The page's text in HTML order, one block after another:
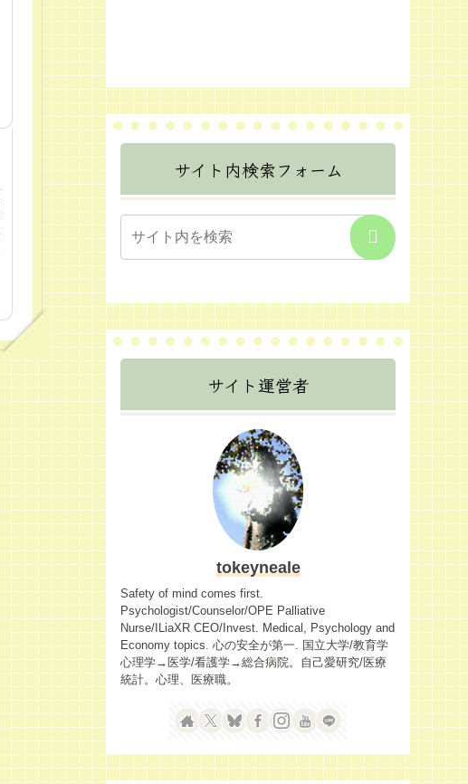
サイト内検索フォーム
サイト運営者
tokeyneale
Safety of mind comes first.
Psychologist/Counselor/OPE Palliative
Nurse/ILiaXR CEO/Invest. Medical, Psychology and
Economy topics. 心の安全が第一. 国立大学/教育学
心理学→医学/看護学→総合病院。自己愛研究/医療
統計。心理、医療職。